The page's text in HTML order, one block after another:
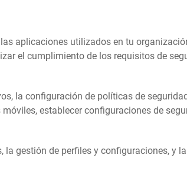
aplicaciones utilizados en tu
el cumplimiento de los requisitos de
la configuración de políticas de
establecer configuraciones de
gestión de perfiles y configuraciones, y la